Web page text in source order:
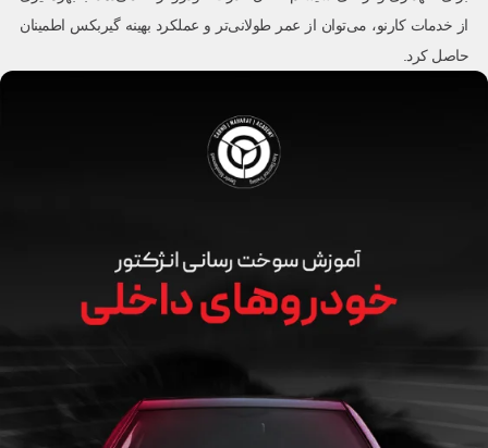
از خدمات کارنو، می‌توان از عمر طولانی‌تر و عملکرد بهینه گیربکس اطمینان
حاصل کرد.